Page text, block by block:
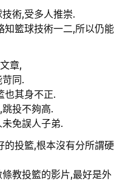
術,受多人推崇.
知籃球技術一二,所以仍能
章,
同.
也其身不正.
投不夠高.
免誤人子弟.
的投籃,根本沒有分所謂硬
教投籃的影片,最好是外